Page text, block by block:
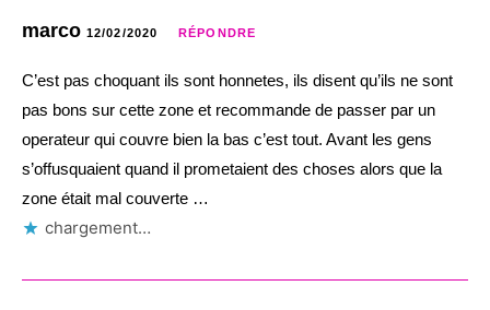
marco 12/02/2020 RÉPONDRE
C’est pas choquant ils sont honnetes, ils disent qu’ils ne sont
pas bons sur cette zone et recommande de passer par un
operateur qui couvre bien la bas c’est tout. Avant les gens
s’offusquaient quand il prometaient des choses alors que la
zone était mal couverte …
chargement…